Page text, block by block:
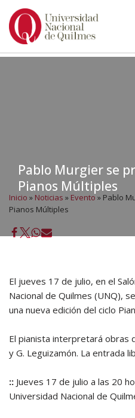
Ir
Pablo Murgier se
Pianos Múltiples
Inicio » Noticias » Evento» Pablo
Pianos Múltiples
El jueves 17 de julio, en el
Nacional de Quilmes (UNQ),
una nueva edición del ciclo
El pianista interpretará obras
y G. Leguizamón. La entrada
:: Jueves 17 de julio a las 20
Universidad Nacional de